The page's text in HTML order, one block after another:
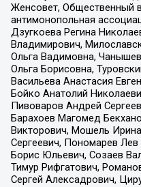
Женсовет, Общественный
антимонопольная
Дзугкоева Регина
Владимирович,
Ольга Вадимовна,
Ольга Борисовна,
Васильева Анастасия
Бойко Анатолий
Пивоваров Андрей
Барахоев Магомед
Викторович, Мошель
Сергеевич, Пономарев
Борис Юльевич, Созаев
Тимур Рифгатович,
Сергей Алексадрович,